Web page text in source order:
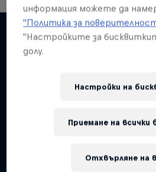
информация можете да
"Политика за
"Настройките за
долу.
Настройки на
Отхвърляне на
Приемане на всички